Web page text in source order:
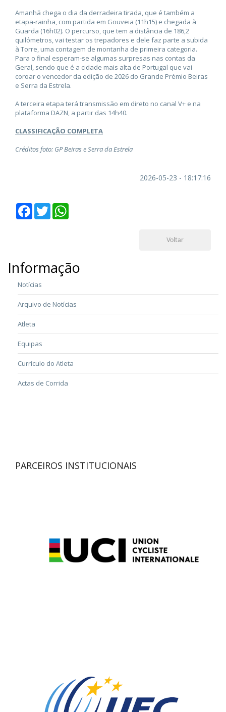
Amanhã chega o dia da derradeira tirada, que é também a
etapa-rainha, com partida em Gouveia (11h15) e chegada à
Guarda (16h02). O percurso, que tem a distância de 186,2
quilómetros, vai testar os trepadores e dele faz parte a subida
à Torre, uma contagem de montanha de primeira categoria.
Para o final esperam-se algumas surpresas nas contas da
Geral, sendo que é a cidade mais alta de Portugal que vai
coroar o vencedor da edição de 2026 do Grande Prémio Beiras
e Serra da Estrela.
A terceira etapa terá transmissão em direto no canal V+ e na
plataforma DAZN, a partir das 14h40.
CLASSIFICAÇÃO COMPLETA
Créditos foto: GP Beiras e Serra da Estrela
2026-05-23 - 18:17:16
Facebook
Twitter
Voltar
Informação
Notícias
Arquivo de Notícias
Atleta
Equipas
Currículo do Atleta
Actas de Corrida
PARCEIROS INSTITUCIONAIS